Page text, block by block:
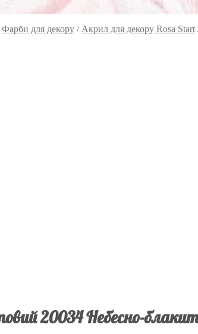
Фарби для декору / Акрил для декору Rosa Start
20034 Небесно-